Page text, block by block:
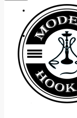
Регистрация
+38 (095) 945